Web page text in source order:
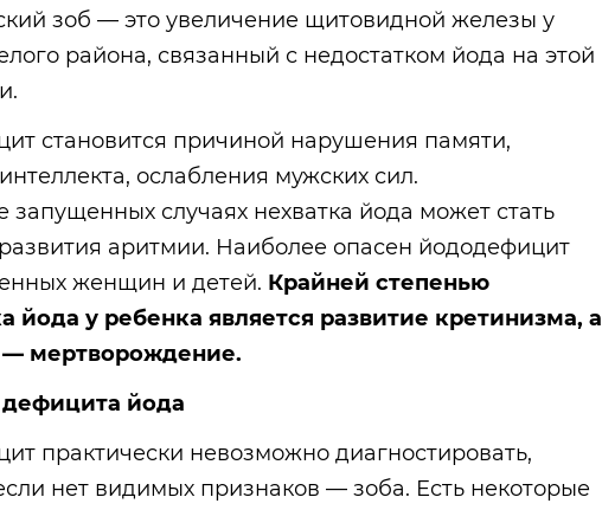
зоб — это увеличение щитовидной железы у
района, связанный с недостатком йода на этой
становится причиной нарушения памяти,
ослабления мужских сил.
запущенных случаях нехватка йода может стать
аритмии. Наиболее опасен йододефицит
женщин и детей. Крайней степенью
йода у ребенка является развитие кретинизма, а
мертворождение.
йода
практически невозможно диагностировать,
нет видимых признаков — зоба. Есть некоторые